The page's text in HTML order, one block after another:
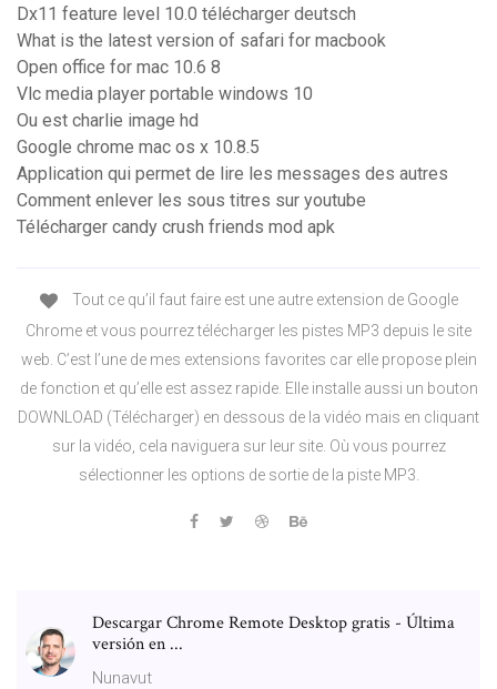
Dx11 feature level 10.0 télécharger deutsch
What is the latest version of safari for macbook
Open office for mac 10.6 8
Vlc media player portable windows 10
Ou est charlie image hd
Google chrome mac os x 10.8.5
Application qui permet de lire les messages des autres
Comment enlever les sous titres sur youtube
Télécharger candy crush friends mod apk
Tout ce qu’il faut faire est une autre extension de Google
Chrome et vous pourrez télécharger les pistes MP3 depuis le site
web. C’est l’une de mes extensions favorites car elle propose plein
de fonction et qu’elle est assez rapide. Elle installe aussi un bouton
DOWNLOAD (Télécharger) en dessous de la vidéo mais en cliquant
sur la vidéo, cela naviguera sur leur site. Où vous pourrez
sélectionner les options de sortie de la piste MP3.
Descargar Chrome Remote Desktop gratis - Última
versión en ...
Nunavut